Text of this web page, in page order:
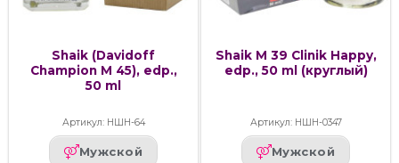
Shaik (Davidoff
Champion M 45), edp.,
50 ml
Артикул: НШН-64
Мужской
Shaik M 39 Clinik Happy,
edp., 50 ml (круглый)
Артикул: НШН-0347
Мужской